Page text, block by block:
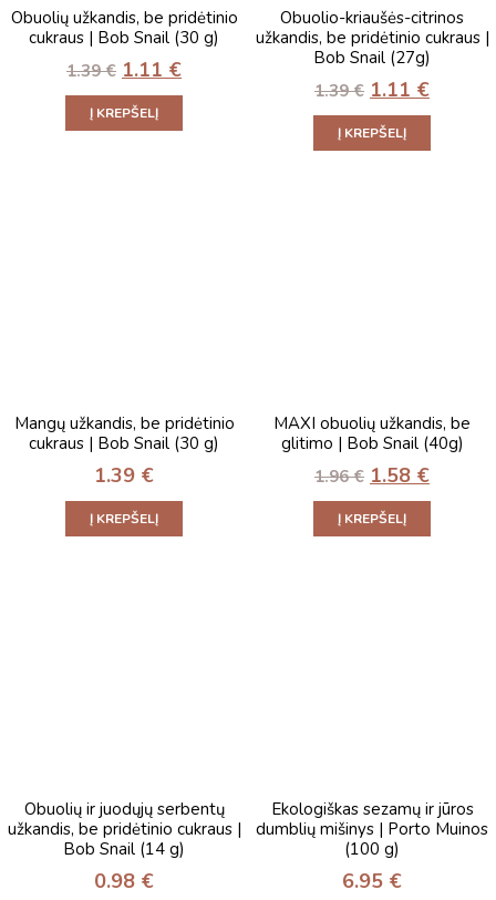
Obuolių užkandis, be pridėtinio
cukraus | Bob Snail (30 g)
1.39€ 1.11 €
Į KREPŠELĮ
Obuolio-kriaušės-citrinos
užkandis, be pridėtinio cukraus |
Bob Snail (27g)
1.39€ 1.11 €
Į KREPŠELĮ
Mangų užkandis, be pridėtinio
cukraus | Bob Snail (30 g)
1.39 €
Į KREPŠELĮ
MAXI obuolių užkandis, be
glitimo | Bob Snail (40g)
1.96€ 1.58 €
Į KREPŠELĮ
Obuolių ir juodųjų serbentų
užkandis, be pridėtinio cukraus |
Bob Snail (14 g)
0.98 €
Ekologiškas sezamų ir jūros
dumblių mišinys | Porto Muinos
(100 g)
6.95 €